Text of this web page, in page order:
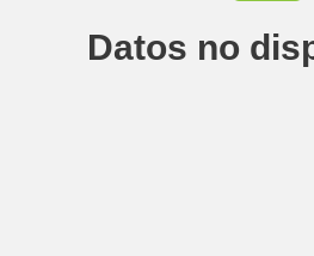
Datos no